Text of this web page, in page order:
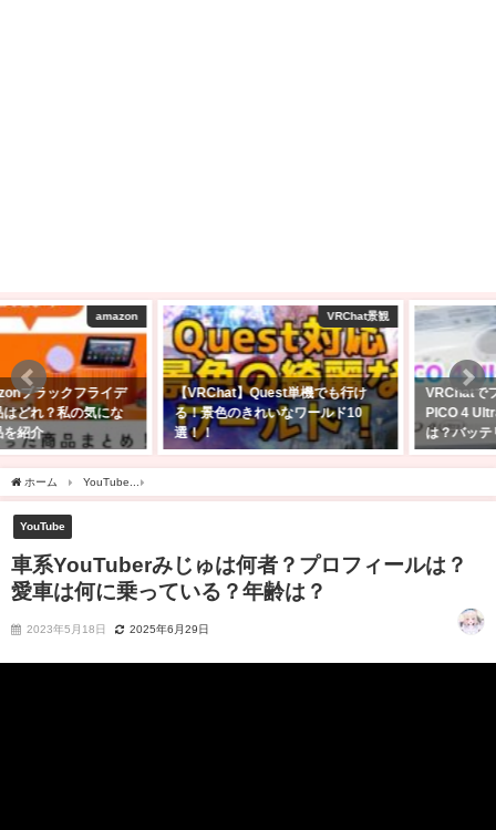
VRChat景観
【VRChat】Quest単機でも行け
る！景色のきれいなワールド10
選！！
購入レビュー！
VRChatでフルトラで遊びたくて
PICO 4 Ultra購入した！スペック
は？バッテリー駆動時間は？
ホーム YouTube
YouTube
車系YouTuberみじゅは何者？プロフィールは？
愛車は何に乗っている？年齢は？
2023年5月18日 2025年6月29日